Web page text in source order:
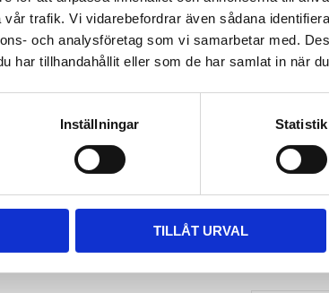
trafik. Vi vidarebefordrar även sådana
och analysföretag som vi samarbetar med.
har tillhandahållit eller som de har samlat in när
Inställningar Statistik
TILLÅT URVAL
100 MM 4-
Nytt
till